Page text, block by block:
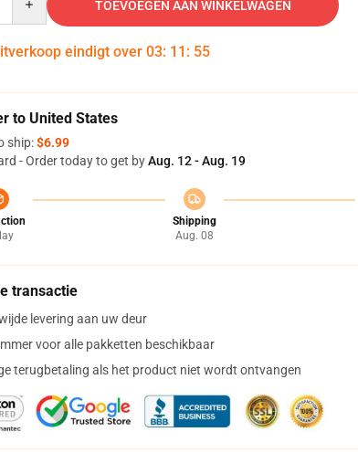
TOEVOEGEN AAN WINKELWAGEN
eindigt over 03: 11 : 54
to United States
ship:$6.99
- Order today to get byAug. 12 - Aug. 19
Shipping
Aug. 08
transactie
levering aan uw deur
voor alle pakketten beschikbaar
terugbetaling als het product niet wordt ontvangen